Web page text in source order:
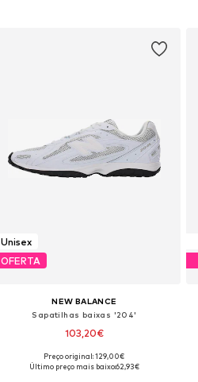
Unisex
OFERTA
NEW BALANCE
Sapatilhas baixas '204'
103,20€
Disponível em vários tamanhos
Preço original: 129,00€
Último preço mais baixo:62,93€